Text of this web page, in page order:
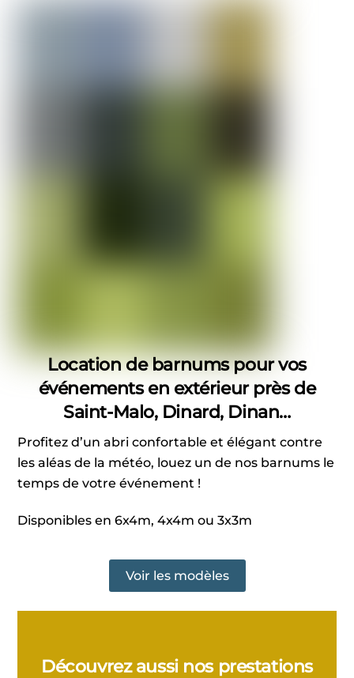
Location de barnums pour vos
événements en extérieur près de
Saint-Malo, Dinard, Dinan…
Profitez d’un abri confortable et élégant contre
les aléas de la météo, louez un de nos barnums le
temps de votre événement !
Disponibles en 6x4m, 4x4m ou 3x3m
Voir les modèles
Découvrez aussi nos prestations